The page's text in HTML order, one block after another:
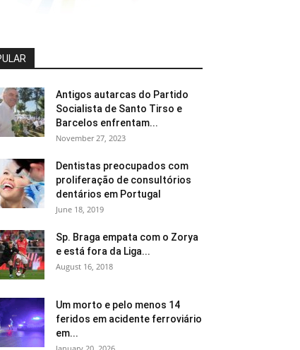
Antigos autarcas do Partido
Socialista de Santo Tirso e
Barcelos enfrentam...
November 27, 2023
Dentistas preocupados com
proliferação de consultórios
dentários em Portugal
June 18, 2019
Sp. Braga empata com o Zorya
e está fora da Liga...
August 16, 2018
Um morto e pelo menos 14
feridos em acidente ferroviário
em...